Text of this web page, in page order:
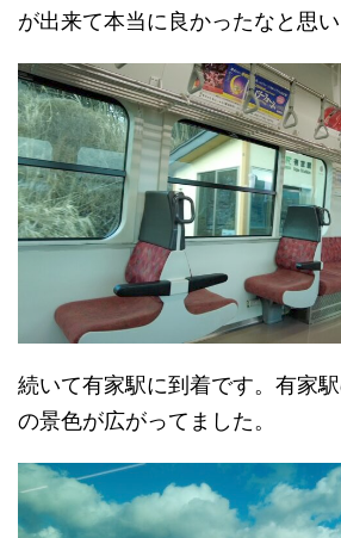
が出来て本当に良かったなと思い
続いて有家駅に到着です。有家
の景色が広がってました。